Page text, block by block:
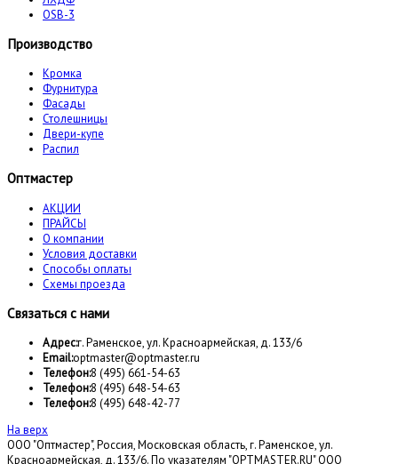
OSB-3
Производство
Кромка
Фурнитура
Фасады
Столешницы
Двери-купе
Распил
Оптмастер
АКЦИИ
ПРАЙСЫ
О компании
Условия доставки
Способы оплаты
Схемы проезда
Связаться с нами
Адрес:г. Раменское, ул. Красноармейская, д. 133/6
Email:optmaster@optmaster.ru
Телефон:8 (495) 661-54-63
Телефон:8 (495) 648-54-63
Телефон:8 (495) 648-42-77
На верх
ООО "Оптмастер", Россия, Московская область, г. Раменское, ул.
Красноармейская, д. 133/6. По указателям "OPTMASTER.RU" ООО